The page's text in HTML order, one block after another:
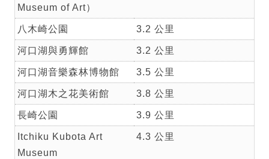
Museum of Art）
八木崎公園 3.2 公里
河口湖與勇輝館 3.2 公里
河口湖音樂森林博物館 3.5 公里
河口湖木之花美術館 3.8 公里
長崎公園 3.9 公里
Itchiku Kubota Art
Museum
4.3 公里